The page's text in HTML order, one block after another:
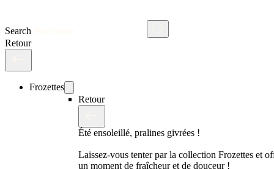
Search
Retour
Frozettes
Retour
Été ensoleillé, pralines givrées !
Laissez-vous tenter par la collection Frozettes et
un moment de fraîcheur et de douceur !